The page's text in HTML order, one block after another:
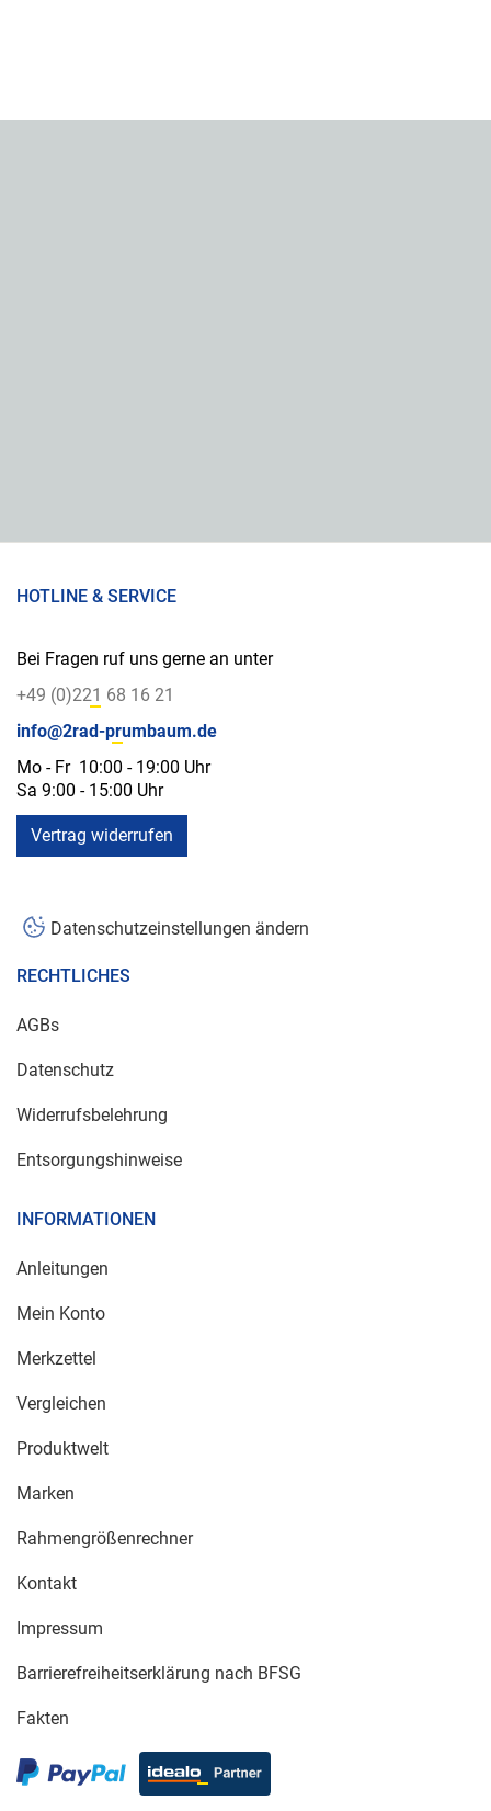
HOTLINE & SERVICE
Bei Fragen ruf uns gerne an unter
+49 (0)221 68 16 21
info@2rad-prumbaum.de
Mo - Fr 10:00 - 19:00 Uhr
Sa 9:00 - 15:00 Uhr
Vertrag widerrufen
Datenschutzeinstellungen ändern
RECHTLICHES
AGBs
Datenschutz
Widerrufsbelehrung
Entsorgungshinweise
INFORMATIONEN
Anleitungen
Mein Konto
Merkzettel
Vergleichen
Produktwelt
Marken
Rahmengrößenrechner
Kontakt
Impressum
Barrierefreiheitserklärung nach BFSG
Fakten